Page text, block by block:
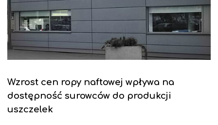
Wzrost cen ropy naftowej wpływa na
dostępność surowców do produkcji
uszczelek